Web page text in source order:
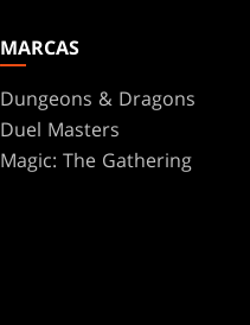
MARCAS
Dungeons & Dragons
Duel Masters
Magic: The Gathering